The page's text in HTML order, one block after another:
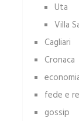
Uta
Villa
Cagliari
Cronaca
fede e
gossip